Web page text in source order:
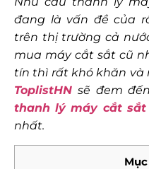
đang là vấn đề của
trên thị trường cả
mua máy cắt sắt cũ
tín thì rất khó khăn và
ToplistHN sẽ đem
thanh lý máy cắt
nhất.